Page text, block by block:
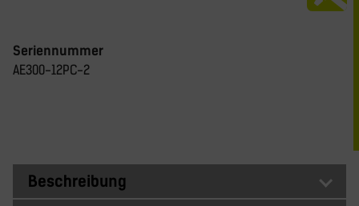
Seriennummer
AE300-12PC-2
Beschreibung